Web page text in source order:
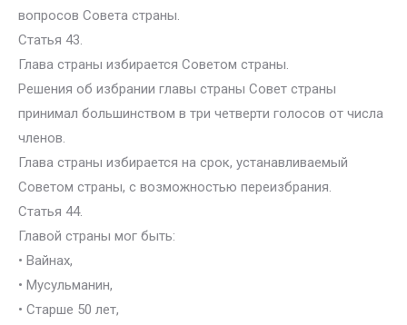
вопросов Совета страны.
Статья 43.
Глава страны избирается Советом страны.
Решения об избрании главы страны Совет страны
принимал большинством в три четверти голосов от числа
членов.
Глава страны избирается на срок, устанавливаемый
Советом страны, с возможностью переизбрания.
Статья 44.
Главой страны мог быть:
• Вайнах,
• Мусульманин,
• Старше 50 лет,